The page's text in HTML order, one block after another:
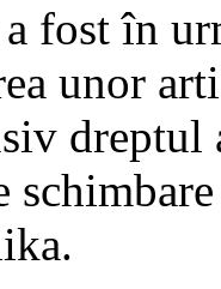
a fost în
unor
dreptul